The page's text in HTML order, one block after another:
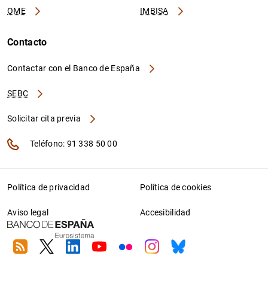
OME IMBISA
Contacto
Contactar con el Banco de España
SEBC
Solicitar cita previa
Teléfono: 91 338 50 00
Política de privacidad Política de cookies
Aviso legal Accesibilidad
RSS TwitterLinkedin
YoutubeFlickrInstagram
Bluesky